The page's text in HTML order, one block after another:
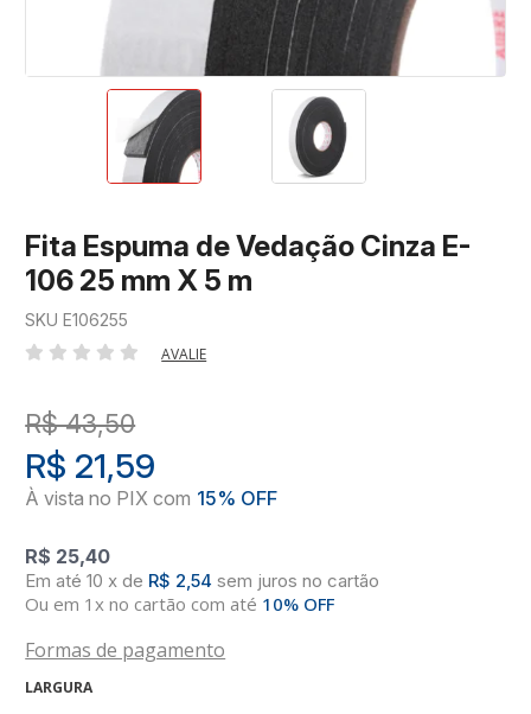
Fita Espuma de Vedação Cinza E-
106 25 mm X 5 m
SKU E106255
AVALIE
R$ 43,50
R$ 25,40
R$ 21,59
10 x de R$ 2,54 sem juros no cartão
Ou em 1x no cartão com até 10% OFF
Formas de pagamento
LARGURA